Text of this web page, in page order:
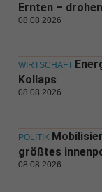
Ernten –
08.08.2026
WIRTSCHAFT
Kollaps
08.08.2026
POLITIK
größtes
08.08.2026